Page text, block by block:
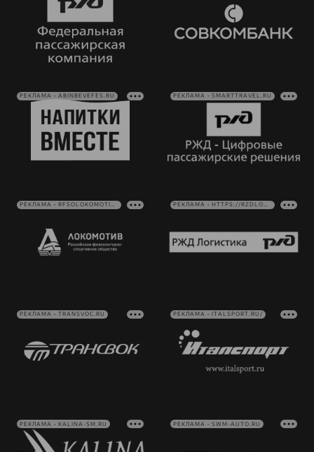
РЕКЛАМА • ABINBEVEFES.RU РЕКЛАМА • SMARTTRAVEL.RU
РЕКЛАМА • RFSOLOKOMOTIV.RU РЕКЛАМА • HTTPS://RZDLOG.RU/
РЕКЛАМА • TRANSVOC.RU РЕКЛАМА • ITALSPORT.RU/
РЕКЛАМА • KALINA-SM.RU РЕКЛАМА • SWM-AUTO.RU